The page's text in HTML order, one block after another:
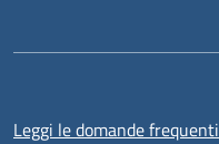
Leggi le domande frequenti